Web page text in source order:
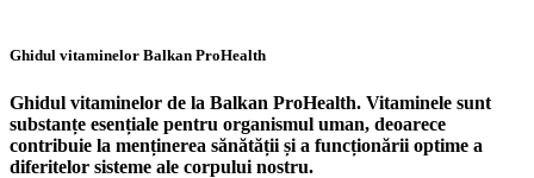
Ghidul vitaminelor Balkan ProHealth
Ghidul vitaminelor de la Balkan ProHealth. Vitaminele sunt
substanțe esențiale pentru organismul uman, deoarece
contribuie la menținerea sănătății și a funcționării optime a
diferitelor sisteme ale corpului nostru.